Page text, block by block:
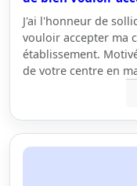
J'ai l'honneur de
vouloir accepter ma
établissement.
de votre centre en